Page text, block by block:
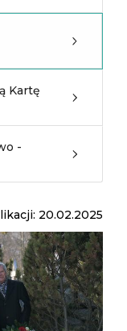
Kartę
-
20.02.2025